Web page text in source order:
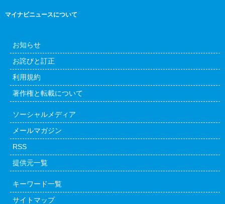
マイナビニュースについて
お知らせ
お詫びと訂正
利用規約
著作権と転載について
ソーシャルメディア
メールマガジン
RSS
提供元一覧
キーワード一覧
サイトマップ